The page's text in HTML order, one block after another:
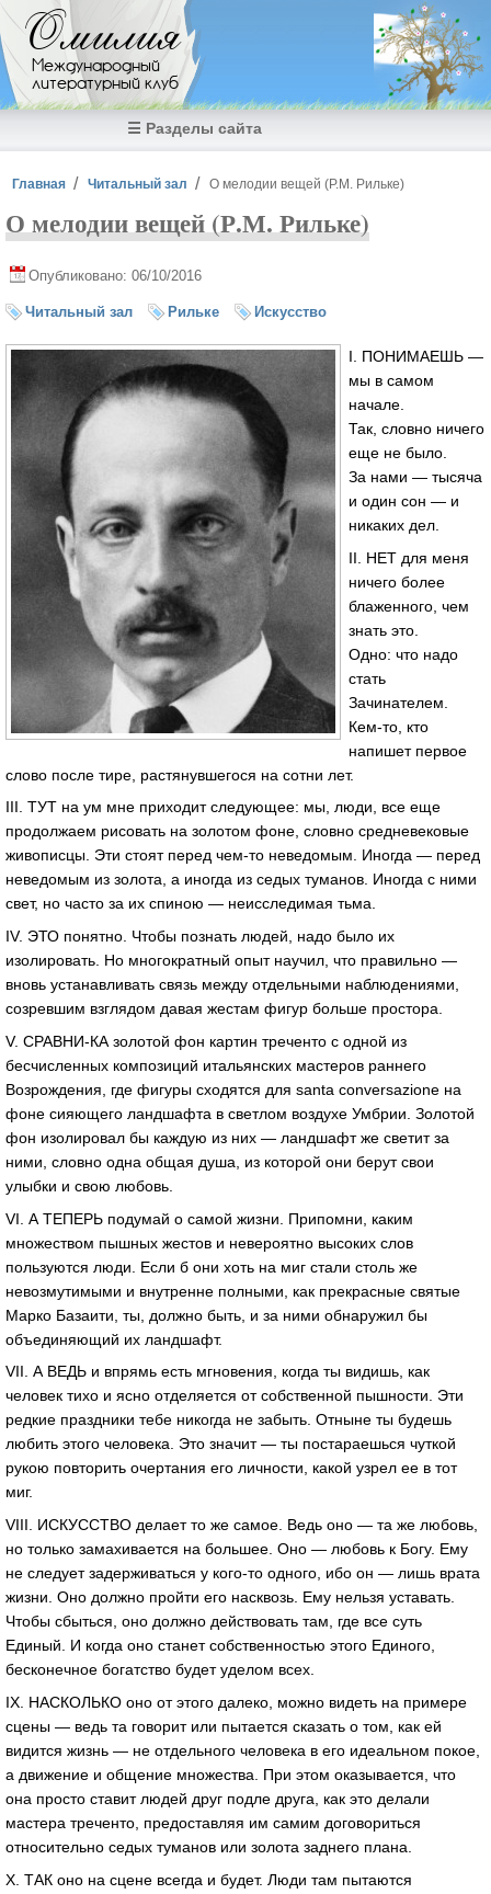
Перейти к основному содержанию
Омилия
Международный
литературный клуб
☰ Разделы сайта
Вы здесь
Главная Читальный зал О мелодии вещей (Р.М. Рильке)
О мелодии вещей (Р.М. Рильке)
Опубликовано: 06/10/2016
Читальный зал Рильке Искусство
I. ПОНИМАЕШЬ —
мы в самом
начале.
Так, словно ничего
еще не было.
За нами — тысяча
и один сон — и
никаких дел.
II. НЕТ для меня
ничего более
блаженного, чем
знать это.
Одно: что надо
стать
Зачинателем.
Кем-то, кто
напишет первое
слово после тире, растянувшегося на сотни лет.
III. ТУТ на ум мне приходит следующее: мы, люди, все еще
продолжаем рисовать на золотом фоне, словно средневековые
живописцы. Эти стоят перед чем-то неведомым. Иногда — перед
неведомым из золота, а иногда из седых туманов. Иногда с ними
свет, но часто за их спиною — неисследимая тьма.
IV. ЭТО понятно. Чтобы познать людей, надо было их
изолировать. Но многократный опыт научил, что правильно —
вновь устанавливать связь между отдельными наблюдениями,
созревшим взглядом давая жестам фигур больше простора.
V. СРАВНИ-КА золотой фон картин треченто с одной из
бесчисленных композиций итальянских мастеров раннего
Возрождения, где фигуры сходятся для santa conversazione на
фоне сияющего ландшафта в светлом воздухе Умбрии. Золотой
фон изолировал бы каждую из них — ландшафт же светит за
ними, словно одна общая душа, из которой они берут свои
улыбки и свою любовь.
VI. А ТЕПЕРЬ подумай о самой жизни. Припомни, каким
множеством пышных жестов и невероятно высоких слов
пользуются люди. Если б они хоть на миг стали столь же
невозмутимыми и внутренне полными, как прекрасные святые
Марко Базаити, ты, должно быть, и за ними обнаружил бы
объединяющий их ландшафт.
VII. А ВЕДЬ и впрямь есть мгновения, когда ты видишь, как
человек тихо и ясно отделяется от собственной пышности. Эти
редкие праздники тебе никогда не забыть. Отныне ты будешь
любить этого человека. Это значит — ты постараешься чуткой
рукою повторить очертания его личности, какой узрел ее в тот
миг.
VIII. ИСКУССТВО делает то же самое. Ведь оно — та же любовь,
но только замахивается на большее. Оно — любовь к Богу. Ему
не следует задерживаться у кого-то одного, ибо он — лишь врата
жизни. Оно должно пройти его насквозь. Ему нельзя уставать.
Чтобы сбыться, оно должно действовать там, где все суть
Единый. И когда оно станет собственностью этого Единого,
бесконечное богатство будет уделом всех.
IX. НАСКОЛЬКО оно от этого далеко, можно видеть на примере
сцены — ведь та говорит или пытается сказать о том, как ей
видится жизнь — не отдельного человека в его идеальном покое,
а движение и общение множества. При этом оказывается, что
она просто ставит людей друг подле друга, как это делали
мастера треченто, предоставляя им самим договориться
относительно седых туманов или золота заднего плана.
X. ТАК оно на сцене всегда и будет. Люди там пытаются